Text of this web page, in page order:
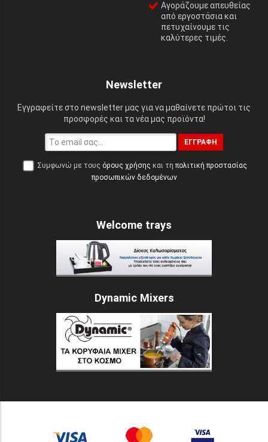
Αγοράζουμε απευθείας
από εργοστάσια και
πετυχαίνουμε τις
καλύτερες τιμές.
Newsletter
Εγγραφείτε στο newsletter μας για να μαθαίνετε πρώτοι τις
προσφορές και τα νέα μας προϊόντα!
ΕΓΓΡΑΦΉ
Συμφωνώ με τους όρους χρήσης και τη πολιτική προστασίας
προσωπικών δεδομένων
Welcome trays
Dynamic Mixers